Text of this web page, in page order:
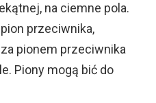
na ciemne pola.
przeciwnika,
pionem przeciwnika
Piony mogą bić do